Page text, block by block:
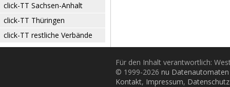
click-TT Sachsen-Anhalt
click-TT Thüringen
click-TT restliche Verbände
Für den Inhalt verantwortlich:
© 1999-2026 nu
Kontakt, Impressum, Datenschutz